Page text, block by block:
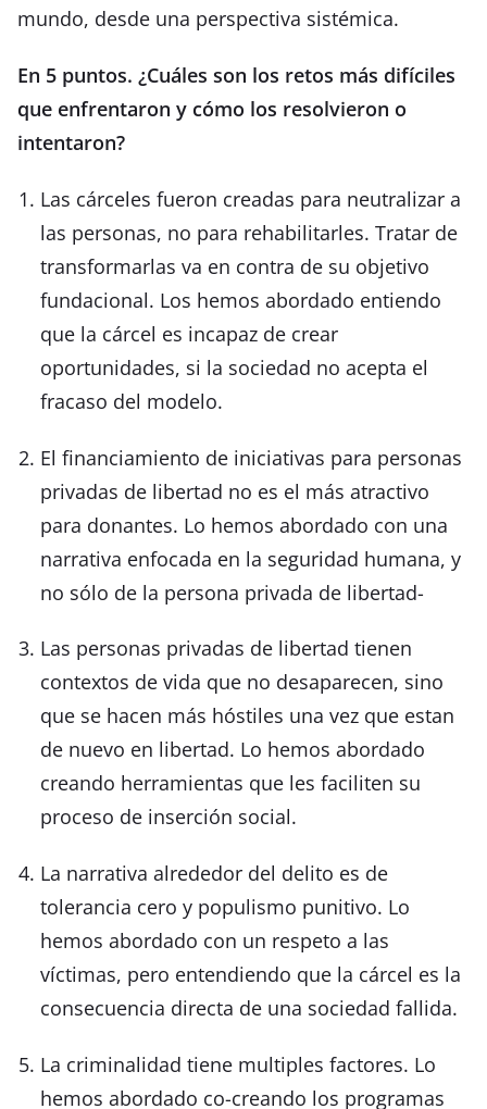
mundo, desde una perspectiva sistémica.
En 5 puntos. ¿Cuáles son los retos más difíciles
que enfrentaron y cómo los resolvieron o
intentaron?
Las cárceles fueron creadas para neutralizar a
las personas, no para rehabilitarles. Tratar de
transformarlas va en contra de su objetivo
fundacional. Los hemos abordado entiendo
que la cárcel es incapaz de crear
oportunidades, si la sociedad no acepta el
fracaso del modelo.
El financiamiento de iniciativas para personas
privadas de libertad no es el más atractivo
para donantes. Lo hemos abordado con una
narrativa enfocada en la seguridad humana, y
no sólo de la persona privada de libertad-
Las personas privadas de libertad tienen
contextos de vida que no desaparecen, sino
que se hacen más hóstiles una vez que estan
de nuevo en libertad. Lo hemos abordado
creando herramientas que les faciliten su
proceso de inserción social.
La narrativa alrededor del delito es de
tolerancia cero y populismo punitivo. Lo
hemos abordado con un respeto a las
víctimas, pero entendiendo que la cárcel es la
consecuencia directa de una sociedad fallida.
La criminalidad tiene multiples factores. Lo
hemos abordado co-creando los programas